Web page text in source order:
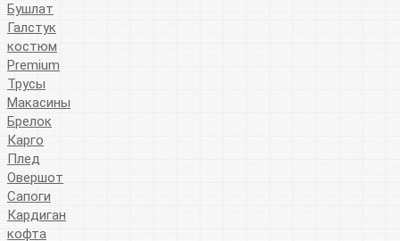
Бушлат
Галстук
костюм
Premium
Трусы
Макасины
Брелок
Карго
Плед
Овершот
Сапоги
Кардиган
кофта